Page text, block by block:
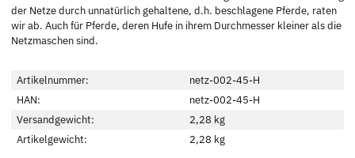
der Netze durch unnatürlich gehaltene, d.h. beschlagene Pferde, raten
wir ab. Auch für Pferde, deren Hufe in ihrem Durchmesser kleiner als die
Netzmaschen sind.
Artikelnummer:
netz-002-45-H
HAN:
netz-002-45-H
Versandgewicht:
2,28 kg
Artikelgewicht:
2,28 kg